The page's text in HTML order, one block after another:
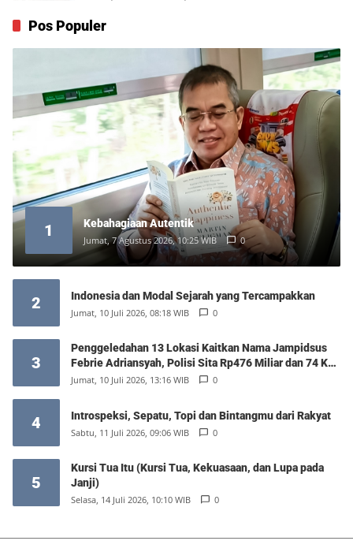
Pos Populer
1 Kebahagiaan Autentik
Jumat, 7 Agustus 2026, 10:25 WIB 0
2 Indonesia dan Modal Sejarah yang Tercampakkan
Jumat, 10 Juli 2026, 08:18 WIB 0
3
Penggeledahan 13 Lokasi Kaitkan Nama Jampidsus
Febrie Adriansyah, Polisi Sita Rp476 Miliar dan 74 Kg
Emas
Jumat, 10 Juli 2026, 13:16 WIB 0
4 Introspeksi, Sepatu, Topi dan Bintangmu dari Rakyat
Sabtu, 11 Juli 2026, 09:06 WIB 0
5
Kursi Tua Itu (Kursi Tua, Kekuasaan, dan Lupa pada
Janji)
Selasa, 14 Juli 2026, 10:10 WIB 0